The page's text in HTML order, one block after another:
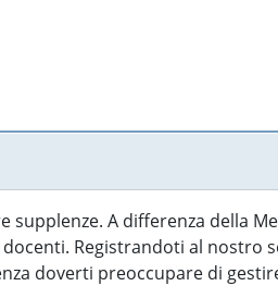
A differenza della
Registrandoti al nostro
doverti preoccupare di